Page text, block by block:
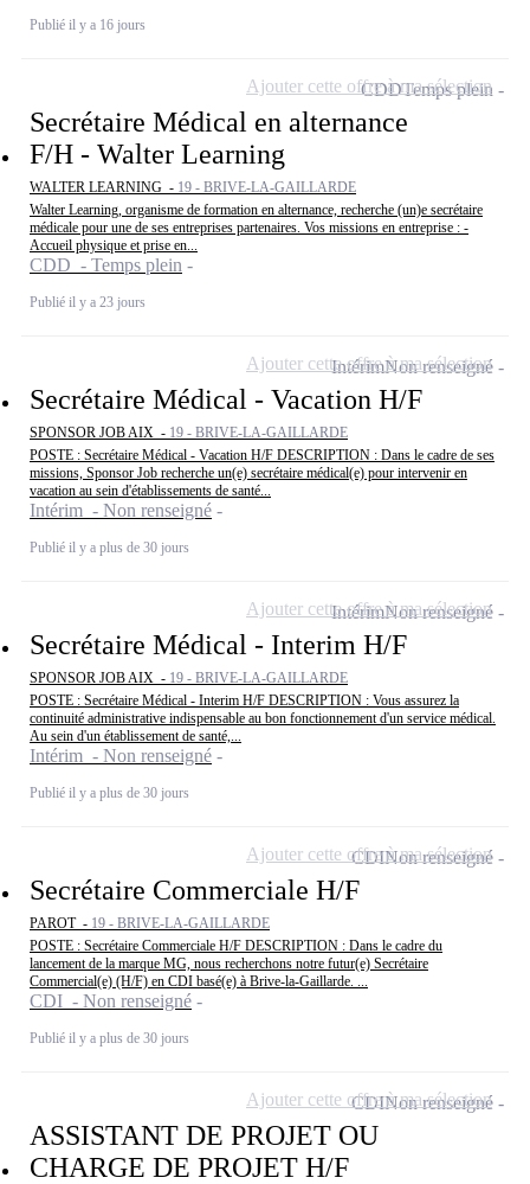
Publié il y a 16 jours
Secrétaire Médical en alternance
F/H - Walter Learning
WALTER LEARNING - 19 - BRIVE-LA-GAILLARDE
Walter Learning, organisme de formation en alternance, recherche (un)e secrétaire
médicale pour une de ses entreprises partenaires. Vos missions en entreprise : -
Accueil physique et prise en...
CDD - Temps plein
Publié il y a 23 jours
CDDTemps plein
Ajouter cette offre à ma sélection
Secrétaire Médical - Vacation H/F
SPONSOR JOB AIX - 19 - BRIVE-LA-GAILLARDE
POSTE : Secrétaire Médical - Vacation H/F DESCRIPTION : Dans le cadre de ses
missions, Sponsor Job recherche un(e) secrétaire médical(e) pour intervenir en
vacation au sein d'établissements de santé...
Intérim - Non renseigné
Publié il y a plus de 30 jours
IntérimNon renseigné
Ajouter cette offre à ma sélection
Secrétaire Médical - Interim H/F
SPONSOR JOB AIX - 19 - BRIVE-LA-GAILLARDE
POSTE : Secrétaire Médical - Interim H/F DESCRIPTION : Vous assurez la
continuité administrative indispensable au bon fonctionnement d'un service médical.
Au sein d'un établissement de santé,...
Intérim - Non renseigné
Publié il y a plus de 30 jours
IntérimNon renseigné
Ajouter cette offre à ma sélection
Secrétaire Commerciale H/F
PAROT - 19 - BRIVE-LA-GAILLARDE
POSTE : Secrétaire Commerciale H/F DESCRIPTION : Dans le cadre du
lancement de la marque MG, nous recherchons notre futur(e) Secrétaire
Commercial(e) (H/F) en CDI basé(e) à Brive-la-Gaillarde. ...
CDI - Non renseigné
Publié il y a plus de 30 jours
CDINon renseigné
Ajouter cette offre à ma sélection
ASSISTANT DE PROJET OU
CHARGE DE PROJET H/F
CDINon renseigné
Ajouter cette offre à ma sélection